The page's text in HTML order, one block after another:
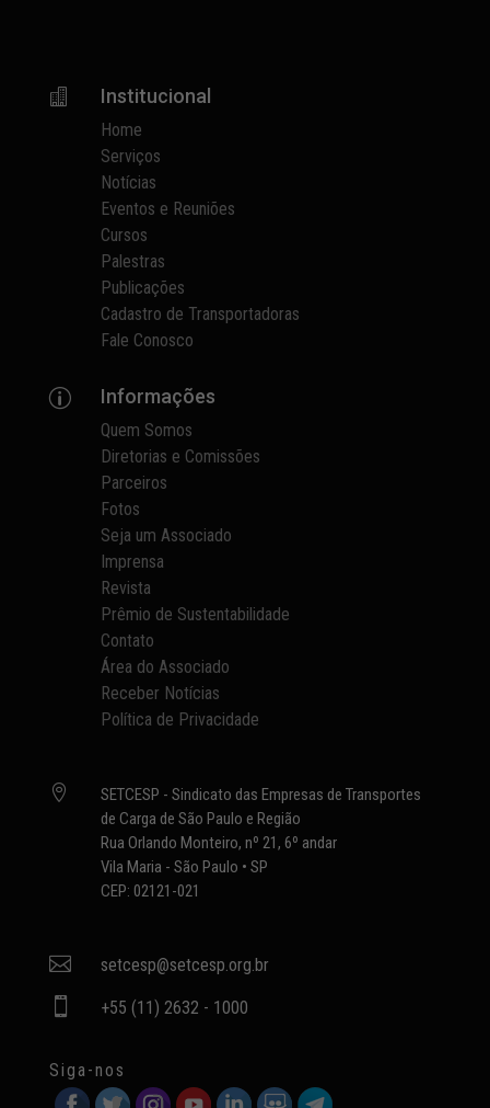
 Institucional
Home
Serviços
Notícias
Eventos e Reuniões
Cursos
Palestras
Publicações
Cadastro de Transportadoras
Fale Conosco
p Informações
Quem Somos
Diretorias e Comissões
Parceiros
Fotos
Seja um Associado
Imprensa
Revista
Prêmio de Sustentabilidade
Contato
Área do Associado
Receber Notícias
Política de Privacidade

SETCESP - Sindicato das Empresas de Transportes
de Carga de São Paulo e Região
Rua Orlando Monteiro, nº 21, 6º andar
Vila Maria - São Paulo • SP
CEP: 02121-021
 setcesp@setcesp.org.br
 +55 (11) 2632 - 1000
Siga-nos